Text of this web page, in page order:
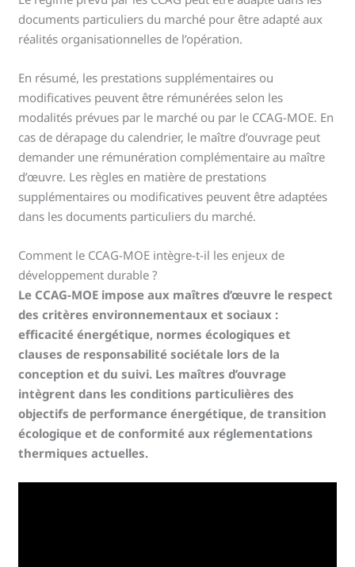
documents particuliers du marché pour être adapté aux
réalités organisationnelles de l’opération.
En résumé, les prestations supplémentaires ou
modificatives peuvent être rémunérées selon les
modalités prévues par le marché ou par le CCAG-MOE. En
cas de dérapage du calendrier, le maître d’ouvrage peut
demander une rémunération complémentaire au maître
d’œuvre. Les règles en matière de prestations
supplémentaires ou modificatives peuvent être adaptées
dans les documents particuliers du marché.
Comment le CCAG-MOE intègre-t-il les enjeux de
développement durable ?
Le CCAG-MOE impose aux maîtres d’œuvre le respect
des critères environnementaux et sociaux :
efficacité énergétique, normes écologiques et
clauses de responsabilité sociétale lors de la
conception et du suivi. Les maîtres d’ouvrage
intègrent dans les conditions particulières des
objectifs de performance énergétique, de transition
écologique et de conformité aux réglementations
thermiques actuelles.